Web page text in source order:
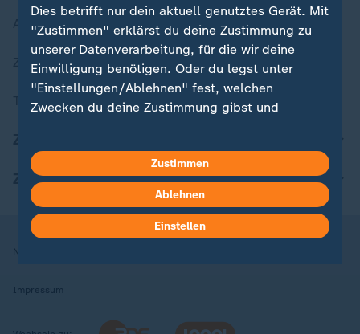
Aktuelle Sendungs-Videos
ZDFheute Stories
Themen im Überblick
ZDFheute Apps
Nutzungsbedingungen
Impressum
Dies betrifft nur dein aktuell genutztes Gerät. Mit
"Zustimmen" erklärst du deine Zustimmung zu
unserer Datenverarbeitung, für die wir deine
Einwilligung benötigen. Oder du legst unter
"Einstellungen/Ablehnen" fest, welchen
Zwecken du deine Zustimmung gibst und
in deinen Einstellungen widerrufen oder ändern.
Hier findest du das Impressum.
Weitere Informationen findest du in unserer
Datenschutzerklärung.
Zustimmen
Ablehnen
Einstellen